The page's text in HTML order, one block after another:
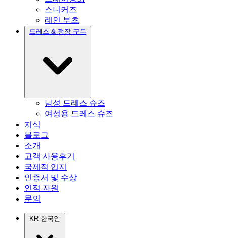
스니커즈
레인 부츠
드레스 & 정장 구두
남성 드레스 슈즈
여성용 드레스 슈즈
지식
블로그
소개
고객 사용후기
국제적 입지
인증서 및 수상
인적 자원
문의
KR 한국인